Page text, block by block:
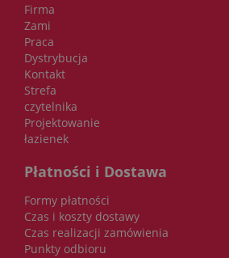
Firma
Zami
Praca
Dystrybucja
Kontakt
Strefa
czytelnika
Projektowanie
łazienek
Płatności i Dostawa
Formy płatności
Czas i koszty dostawy
Czas realizacji zamówienia
Punkty odbioru